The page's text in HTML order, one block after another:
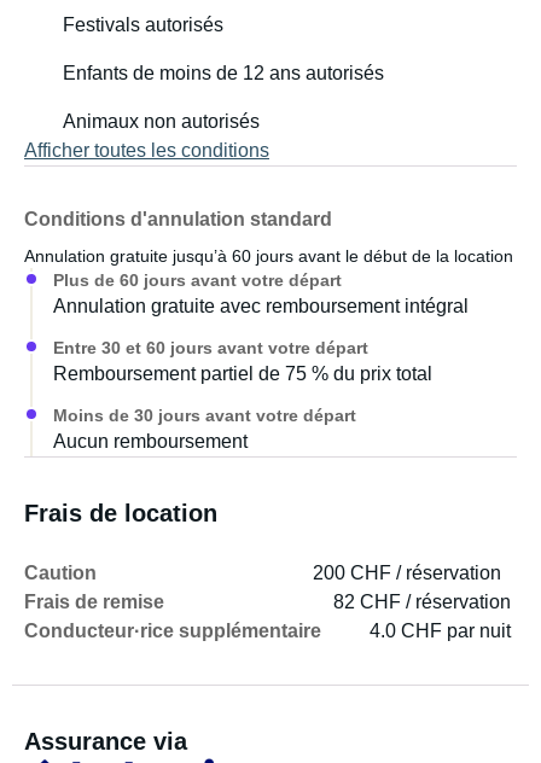
Festivals autorisés
Enfants de moins de 12 ans autorisés
Animaux non autorisés
Afficher toutes les conditions
Conditions d'annulation standard
Annulation gratuite jusqu’à 60 jours avant le début de la location
Plus de 60 jours avant votre départ
Annulation gratuite avec remboursement intégral
Entre 30 et 60 jours avant votre départ
Remboursement partiel de 75 % du prix total
Moins de 30 jours avant votre départ
Aucun remboursement
Frais de location
Caution
200 CHF / réservation
Frais de remise
82 CHF / réservation
Conducteur·rice supplémentaire
4.0 CHF par nuit
Assurance via